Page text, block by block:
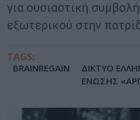
για ουσιαστική
εξωτερικού στην
TAGS:
BRAINREGAIN
ΔΙΚΤΥΟ
ΕΝΩΣΗΣ